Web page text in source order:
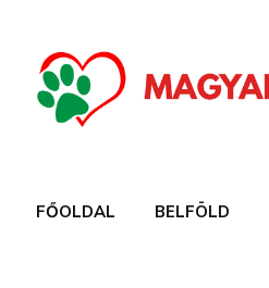
FŐOLDAL BELFÖLD